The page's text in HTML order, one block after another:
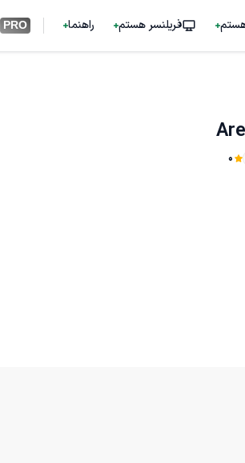
هستم فریلنسر هستم راهنما PRO
0